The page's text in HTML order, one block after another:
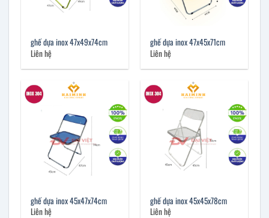
ghế dựa inox 47x49x74cm
Liên hệ
ghế dựa inox 47x45x71cm
Liên hệ
ghế dựa inox 45x47x74cm
Liên hệ
ghế dựa inox 45x45x78cm
Liên hệ